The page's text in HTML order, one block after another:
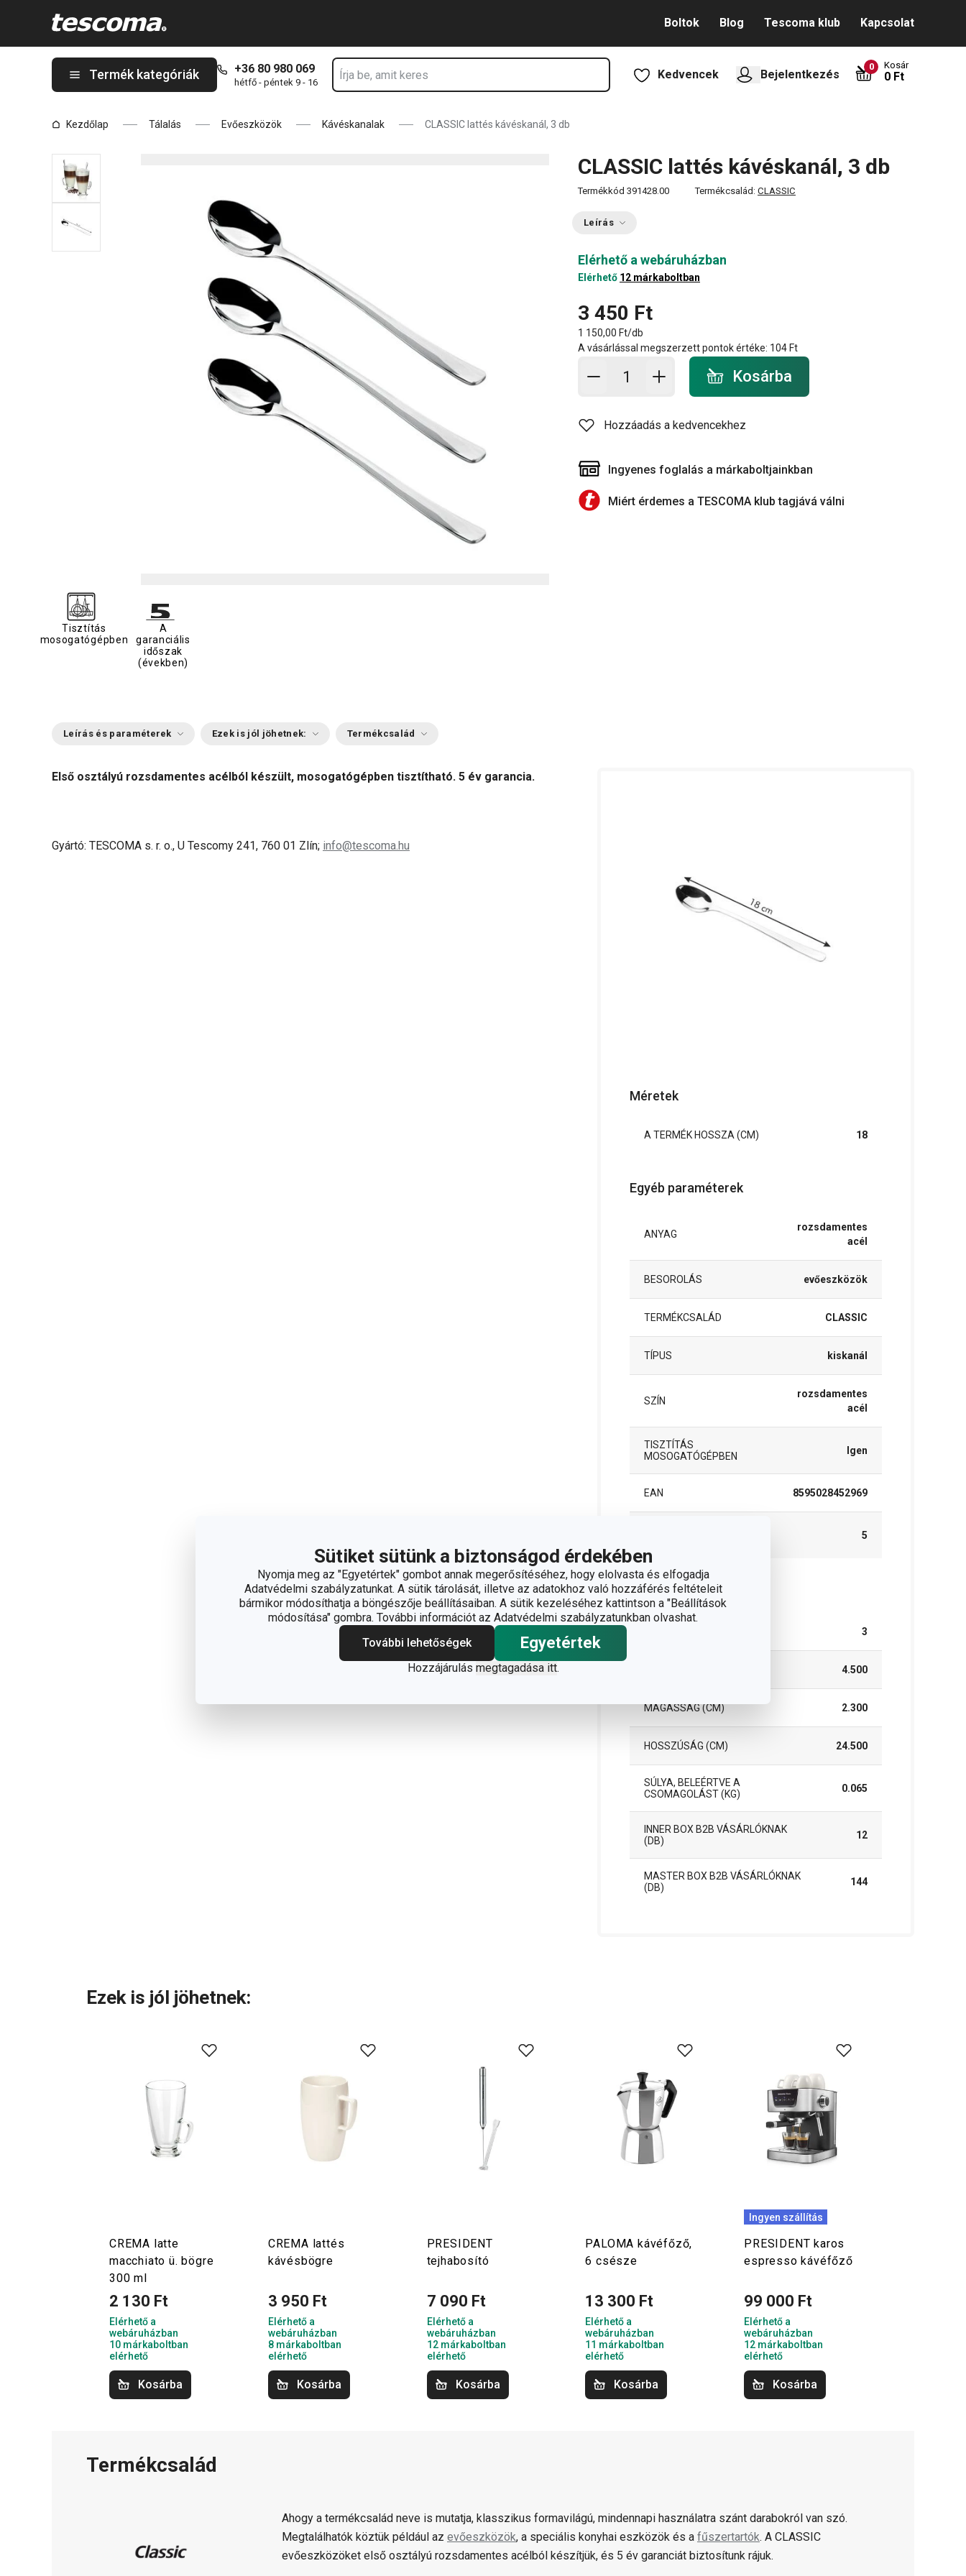
Sütiket sütünk a biztonságod érdekében
Nyomja meg az "Egyetértek" gombot annak megerősítéséhez, hogy elolvasta és elfogadja
Adatvédelmi szabályzatunkat. A sütik tárolását, illetve az adatokhoz való hozzáférés feltételeit
bármikor módosíthatja a böngészője beállításaiban. A sütik kezeléséhez kattintson a "Beállítások
módosítása" gombra. További információt az Adatvédelmi szabályzatunkban olvashat.
További lehetőségek
Egyetértek
Hozzájárulás megtagadása itt.
Boltok Blog Tescoma klub Kapcsolat
Termék kategóriák +36 80 980 069
hétfő - péntek 9 - 16
Kedvencek Bejelentkezés
0 Kosár
0 Ft
Kezdőlap Tálalás Evőeszközök Kávéskanalak CLASSIC lattés kávéskanál, 3 db
CLASSIC lattés kávéskanál, 3 db
Termékkód 391428.00 Termékcsalád: CLASSIC
Leírás
Elérhető a webáruházban
Elérhető 12 márkaboltban
3 450 Ft
1 150,00 Ft/db
A vásárlással megszerzett pontok értéke: 104 Ft
Kosárba - mennyiség
Kosárba
Hozzáadás a kedvencekhez
Ingyenes foglalás a márkaboltjainkban
Miért érdemes a TESCOMA klub tagjává válni
Tisztítás
mosogatógépben
A
garanciális
időszak
(években)
Leírás és paraméterek Ezek is jól jöhetnek: Termékcsalád
Első osztályú rozsdamentes acélból készült, mosogatógépben tisztítható. 5 év garancia.
Gyártó: TESCOMA s. r. o., U Tescomy 241, 760 01 Zlín; info@tescoma.hu
Méretek
A TERMÉK HOSSZA (CM) 18
Egyéb paraméterek
ANYAG
rozsdamentes
acél
BESOROLÁS evőeszközök
TERMÉKCSALÁD CLASSIC
TÍPUS kiskanál
SZÍN
rozsdamentes
acél
TISZTÍTÁS
MOSOGATÓGÉPBEN
Igen
EAN 8595028452969
5
Csomag
3
4.500
MAGASSÁG (CM) 2.300
HOSSZÚSÁG (CM) 24.500
SÚLYA, BELEÉRTVE A
CSOMAGOLÁST (KG)
0.065
INNER BOX B2B VÁSÁRLÓKNAK
(DB)
12
MASTER BOX B2B VÁSÁRLÓKNAK
(DB)
144
Ezek is jól jöhetnek:
CREMA latte
macchiato ü. bögre
300 ml
2 130 Ft
Elérhető a
webáruházban
10 márkaboltban
elérhető
Kosárba
CREMA lattés
kávésbögre
3 950 Ft
Elérhető a
webáruházban
8 márkaboltban
elérhető
Kosárba
PRESIDENT
tejhabosító
7 090 Ft
Elérhető a
webáruházban
12 márkaboltban
elérhető
Kosárba
PALOMA kávéfőző,
6 csésze
13 300 Ft
Elérhető a
webáruházban
11 márkaboltban
elérhető
Kosárba
Ingyen szállítás
PRESIDENT karos
espresso kávéfőző
99 000 Ft
Elérhető a
webáruházban
12 márkaboltban
elérhető
Kosárba
Termékcsalád
Ahogy a termékcsalád neve is mutatja, klasszikus formavilágú, mindennapi használatra szánt darabokról van szó.
Megtalálhatók köztük például az evőeszközök, a speciális konyhai eszközök és a fűszertartók. A CLASSIC
evőeszközöket első osztályú rozsdamentes acélból készítjük, és 5 év garanciát biztosítunk rájuk.